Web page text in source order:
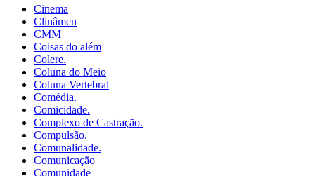
Cinema
Clinâmen
CMM
Coisas do além
Colere.
Coluna do Meio
Coluna Vertebral
Comédia.
Comicidade.
Complexo de Castração.
Compulsão.
Comunalidade.
Comunicação
Comunidade